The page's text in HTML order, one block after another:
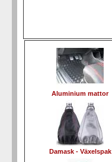
Aluminium mattor
Damask - Växelspak